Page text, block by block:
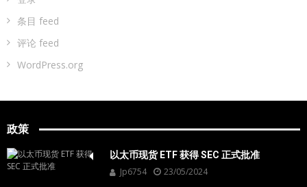
条目 feed
评论 feed
WordPress.org
政策
以太币现货 ETF 获得 SEC 正式批准
Jp6754 23/05/2024